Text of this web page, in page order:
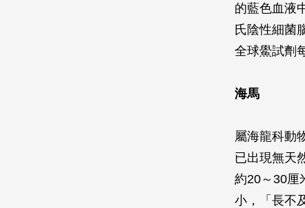
的藍色血液
氏陰性細菌
全球鱟試劑
海馬
屬海龍科動
已出現無天
約20～30厘
小，「長不